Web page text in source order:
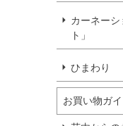
カーネーシ
ト」
ひまわり
お買い物ガイ